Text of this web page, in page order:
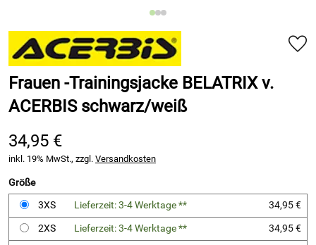
Frauen -Trainingsjacke BELATRIX v.
ACERBIS schwarz/weiß
34,95 €
inkl. 19% MwSt., zzgl. Versandkosten
Größe
3XS
Lieferzeit: 3-4 Werktage **
34,95 €
2XS
Lieferzeit: 3-4 Werktage **
34,95 €